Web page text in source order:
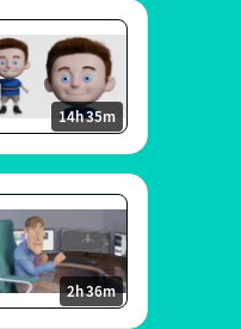
14h 35m
2h 36m